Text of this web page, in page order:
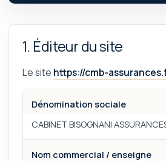
1. Éditeur du site
Le site https://cmb-
Dénomination sociale
CABINET BISOGNANI
Nom commercial / enseigne